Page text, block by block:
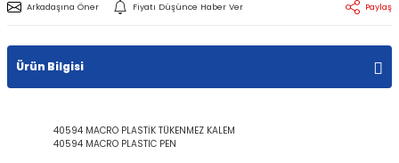
Arkadaşına Öner Fiyatı Düşünce Haber Ver Paylaş
Ürün Bilgisi
40594 MACRO PLASTİK TÜKENMEZ KALEM
40594 MACRO PLASTIC PEN